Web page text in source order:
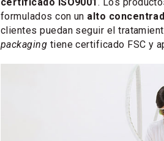
formulados con un alto
clientes puedan seguir el
packaging tiene certificado FSC y